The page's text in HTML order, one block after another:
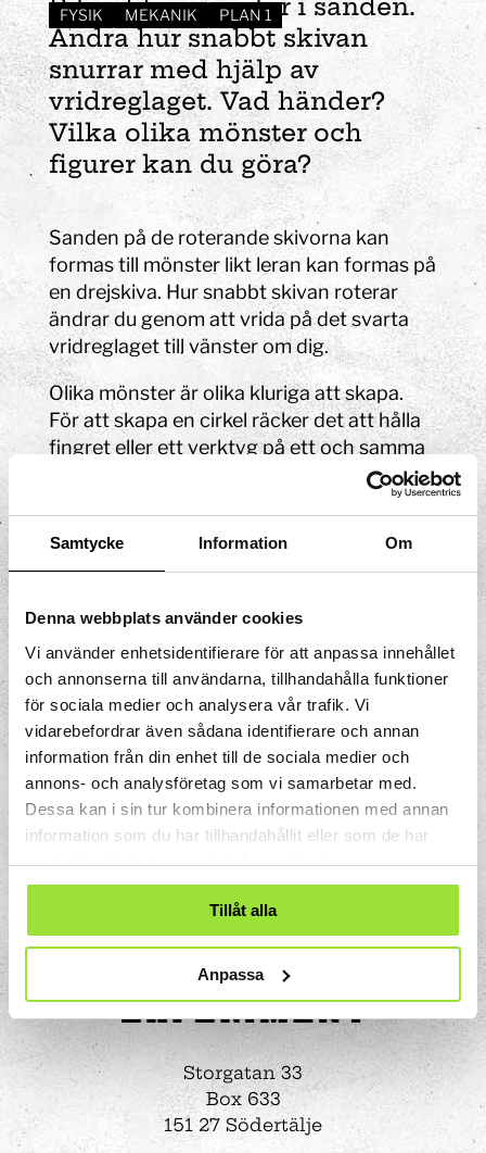
Samtycke Information Om
Denna webbplats använder cookies
Vi använder enhetsidentifierare för att anpassa innehållet
och annonserna till användarna, tillhandahålla funktioner
för sociala medier och analysera vår trafik. Vi
vidarebefordrar även sådana identifierare och annan
information från din enhet till de sociala medier och
annons- och analysföretag som vi samarbetar med.
Dessa kan i sin tur kombinera informationen med annan
information som du har tillhandahållit eller som de har
samlat in när du har använt deras tjänster.
Tillåt alla
Anpassa
FYSIK MEKANIK PLAN 1
Rita olika mönster i sanden.
Ändra hur snabbt skivan
snurrar med hjälp av
vridreglaget. Vad händer?
Vilka olika mönster och
figurer kan du göra?
Sanden på de roterande skivorna kan
formas till mönster likt leran kan formas på
en drejskiva. Hur snabbt skivan roterar
ändrar du genom att vrida på det svarta
vridreglaget till vänster om dig.
Olika mönster är olika kluriga att skapa.
För att skapa en cirkel räcker det att hålla
fingret eller ett verktyg på ett och samma
ställa. Genom att till exempel dra en linje
Denna spiralform, som kallas Arkimedes
en linje med ökande hastighet liknar det
Storgatan 33
Box 633
151 27 Södertälje